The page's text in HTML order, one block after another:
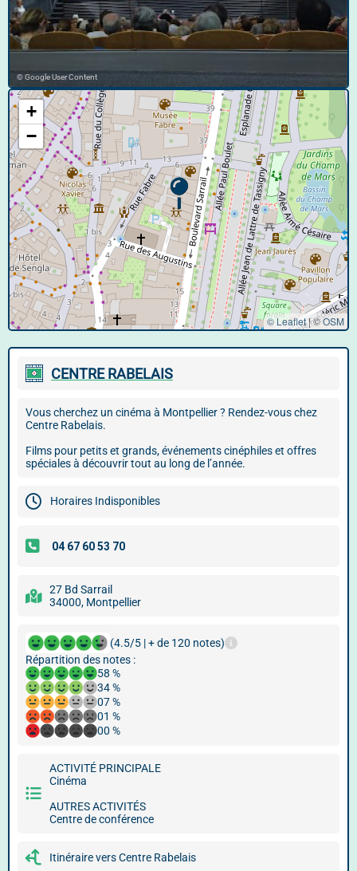
© Google User Content
+
−
© Leaflet|©OSM
CENTRE RABELAIS
Vous cherchez un cinéma à Montpellier ? Rendez-vous chez
Centre Rabelais.
Films pour petits et grands, événements cinéphiles et offres
spéciales à découvrir tout au long de l’année.
Horaires Indisponibles
27 Bd Sarrail
34000, Montpellier
(4.5/5 | + de 120 notes)
Répartition des notes :
58 %
34 %
07 %
01 %
00 %
ACTIVITÉ PRINCIPALE
Cinéma
AUTRES ACTIVITÉS
Centre de conférence
Itinéraire vers Centre Rabelais